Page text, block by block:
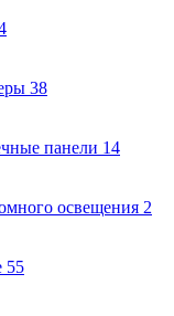
38
панели 14
освещения 2
55